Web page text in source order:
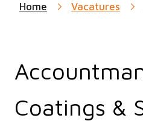
Home Vacatures
Coatings &